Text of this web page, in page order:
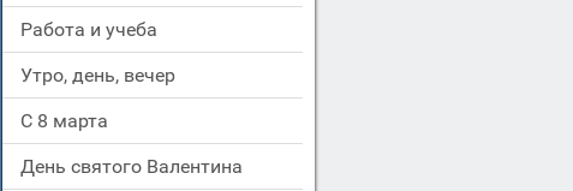
Работа и учеба
Утро, день, вечер
С 8 марта
День святого Валентина